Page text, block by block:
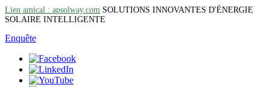
Lien amical : apsolway.com SOLUTIONS INNOVANTES D'ÉNERGIE
SOLAIRE INTELLIGENTE
Enquête